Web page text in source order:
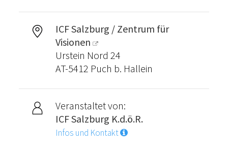
ICF Salzburg / Zentrum für
Visionen
Urstein Nord 24
AT-5412 Puch b. Hallein
Veranstaltet von:
ICF Salzburg K.d.ö.R.
Infos und Kontakt